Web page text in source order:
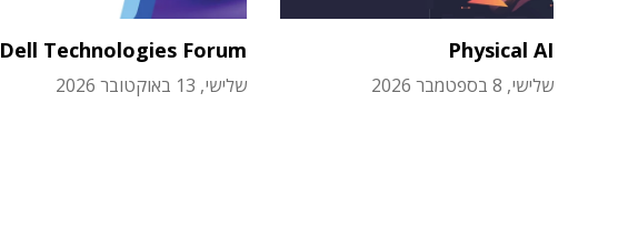
Physical AI
שלישי, 8 בספטמבר 2026
Dell Technologies Forum
שלישי, 13 באוקטובר 2026